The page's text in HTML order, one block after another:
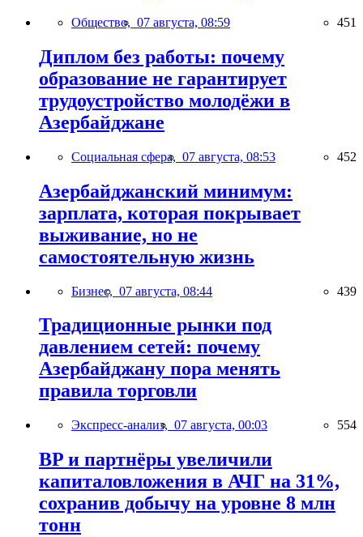
Общество, 07 августа, 08:59 451
Диплом без работы: почему
образование не гарантирует
трудоустройство молодёжи в
Азербайджане
Социальная сфера, 07 августа, 08:53 452
Азербайджанский минимум:
зарплата, которая покрывает
выживание, но не
самостоятельную жизнь
Бизнес, 07 августа, 08:44 439
Традиционные рынки под
давлением сетей: почему
Азербайджану пора менять
правила торговли
Экспресс-анализ, 07 августа, 00:03 554
BP и партнёры увеличили
капиталовложения в АЧГ на 31%,
сохранив добычу на уровне 8 млн
тонн